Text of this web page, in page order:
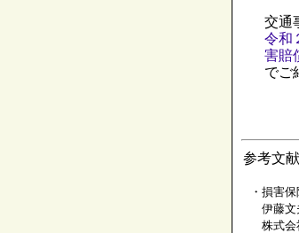
交通
令和
害賠
でご
参考文献
・損害
伊藤
株式